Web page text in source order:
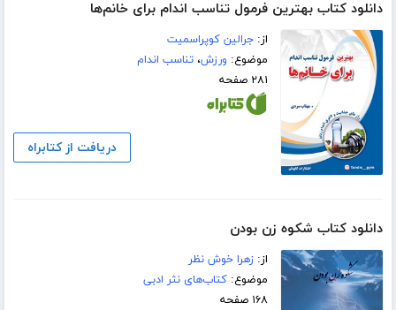
دانلود کتاب بهترین فرمول تناسب اندام برای خانم‌ها
از:جرالین کوپراسمیت
موضوع: ورزش،تناسب اندام
۲۸۱ صفحه
دریافت از کتابراه
دانلود کتاب شکوه زن بودن
از:زهرا خوش نظر
موضوع:کتاب‌های نثر ادبی
۱۶۸ صفحه